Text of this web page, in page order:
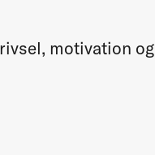
motivation og